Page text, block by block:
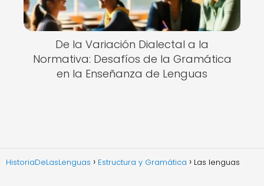
De la Variación Dialectal a la
Normativa: Desafíos de la Gramática
en la Enseñanza de Lenguas
HistoriaDeLasLenguas Estructura y Gramática Las lenguas